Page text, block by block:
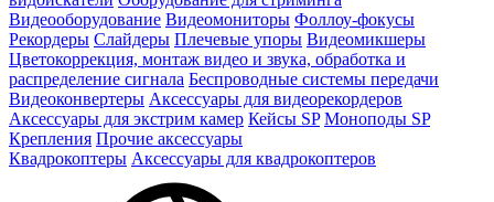
Видеооборудование Видеомониторы Фоллоу-фокусы
Рекордеры Слайдеры Плечевые упоры Видеомикшеры
Цветокоррекция, монтаж видео и звука, обработка и
распределение сигнала Беспроводные системы передачи
Видеоконвертеры Аксессуары для видеорекордеров
Аксессуары для экстрим камер Кейсы SP Моноподы SP
Крепления Прочие аксессуары
Квадрокоптеры Аксессуары для квадрокоптеров